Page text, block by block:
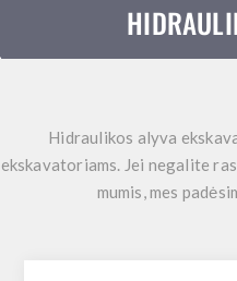
Hidraulikos alyva
ekskavatoriams. Jei negalite
mumis, mes